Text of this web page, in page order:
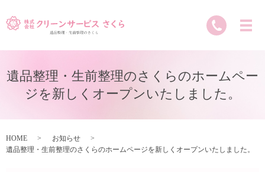
遺品整理・生前整理のさくらのホームペー
ジを新しくオープンいたしました。
HOME
お知らせ
遺品整理・生前整理のさくらのホームページを新しくオープンいたしました。